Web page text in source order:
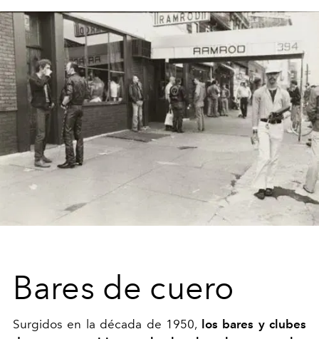
Bares de cuero
Surgidos en la década de 1950, los bares y clubes